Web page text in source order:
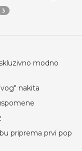
3
modno
nakita
priprema prvi pop